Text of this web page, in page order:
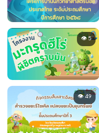
👁 5
👁 49